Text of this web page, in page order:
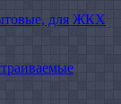
для ЖКХ